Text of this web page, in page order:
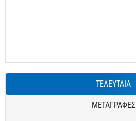
ΤΕΛΕΥΤΑΙΑ
ΜΕΤΑΓΡΑΦΕΣ